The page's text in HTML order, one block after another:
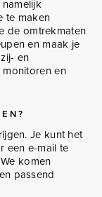
te maken
de omtrekmaten
en maak je
en
en
Je kunt het
een e-mail te
komen
passend